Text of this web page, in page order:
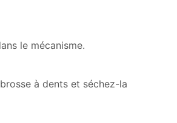
le mécanisme.
à dents et séchez-la